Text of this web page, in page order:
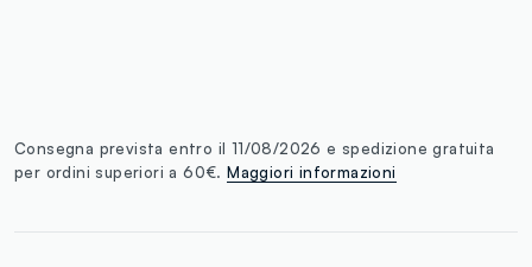
Consegna prevista entro il 11/08/2026 e spedizione gratuita
per ordini superiori a 60€.Maggiori informazioni